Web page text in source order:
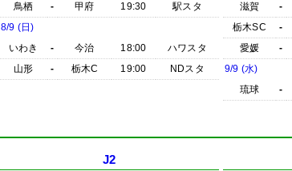
鳥栖
- 甲府 19:30
駅スタ
8/9 (日)
いわき
- 今治 18:00
ハワスタ
山形
- 栃木C 19:00 NDスタ
滋賀
-
栃木SC
-
愛媛
-
9/9 (水)
琉球
-
J2